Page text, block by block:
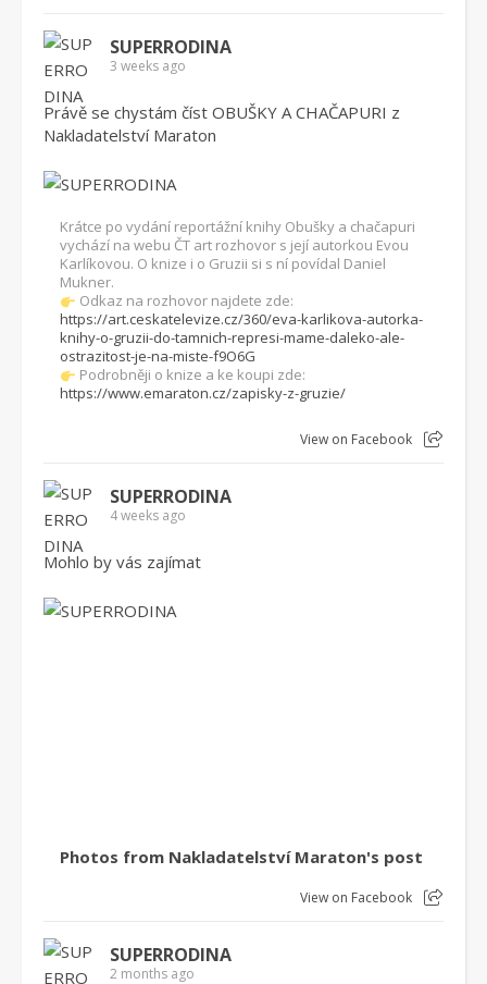
SUPERRODINA
3 weeks ago
Právě se chystám číst OBUŠKY A CHAČAPURI z
Nakladatelství Maraton
Krátce po vydání reportážní knihy Obušky a chačapuri
vychází na webu ČT art rozhovor s její autorkou Evou
Karlíkovou. O knize i o Gruzii si s ní povídal Daniel
Mukner.
Odkaz na rozhovor najdete zde:
https://art.ceskatelevize.cz/360/eva-karlikova-autorka-
knihy-o-gruzii-do-tamnich-represi-mame-daleko-ale-
ostrazitost-je-na-miste-f9O6G
Podrobněji o knize a ke koupi zde:
https://www.emaraton.cz/zapisky-z-gruzie/
View on Facebook
SUPERRODINA
4 weeks ago
Mohlo by vás zajímat
Photos from Nakladatelství Maraton's post
View on Facebook
SUPERRODINA
2 months ago